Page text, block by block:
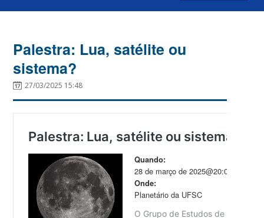
Palestra: Lua, satélite ou
sistema?
27/03/2025 15:48